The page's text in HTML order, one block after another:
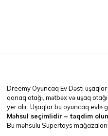
Dreemy Oyuncaq Ev Dəsti uşaqlar
qonaq otağı, mətbəx və uşaq
yer alır. Uşaqlar bu oyuncaq evlə
Məhsul seçimlidir – təqdim
Bu məhsulu Supertoys